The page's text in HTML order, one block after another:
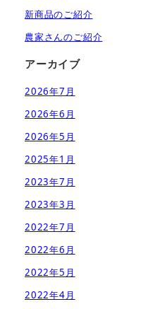
新商品のご紹介
農家さんのご紹介
アーカイブ
2026年7月
2026年6月
2026年5月
2025年1月
2023年7月
2023年3月
2022年7月
2022年6月
2022年5月
2022年4月